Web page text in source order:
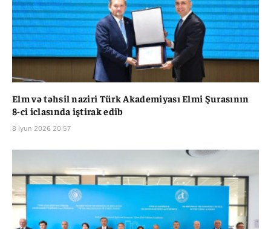
Elm və təhsil naziri Türk Akademiyası Elmi Şurasının
8-ci iclasında iştirak edib
8 İyun 2026 20:57